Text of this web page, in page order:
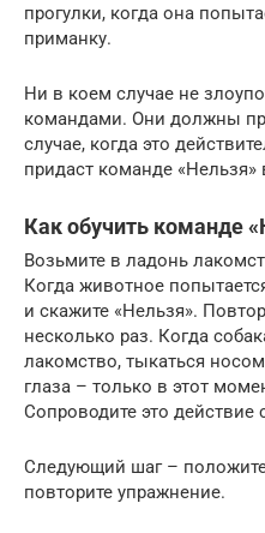
прогулки, когда она
приманку.
Ни в коем случае не
командами. Они должны
случае, когда это
придаст команде
Как обучить команде
Возьмите в ладонь
Когда животное
и скажите «Нельзя».
несколько раз. Когда
лакомство, тыкаться
глаза – только в этот
Сопроводите это действие
Следующий шаг –
повторите упражнение.